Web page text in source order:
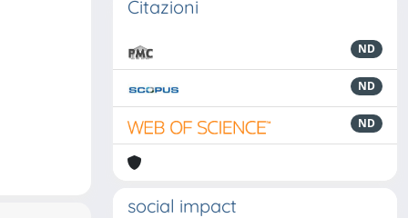
Citazioni
ND
ND
ND
social impact